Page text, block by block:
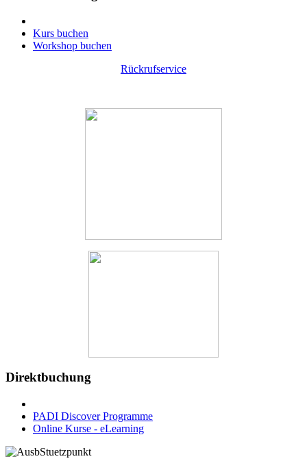
Kurs buchen
Workshop buchen
Rückrufservice
Direktbuchung
PADI Discover Programme
Online Kurse - eLearning